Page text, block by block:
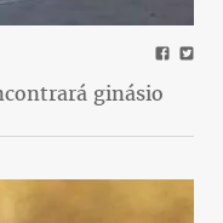
ginásio